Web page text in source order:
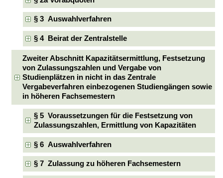
§ 3 Auswahlverfahren
§ 4 Beirat der Zentralstelle
Zweiter Abschnitt Kapazitätsermittlung, Festsetzung
von Zulassungszahlen und Vergabe von
Studienplätzen in nicht in das Zentrale
Vergabeverfahren einbezogenen Studiengängen sowie
in höheren Fachsemestern
§ 5 Voraussetzungen für die Festsetzung von
Zulassungszahlen, Ermittlung von Kapazitäten
§ 6 Auswahlverfahren
§ 7 Zulassung zu höheren Fachsemestern